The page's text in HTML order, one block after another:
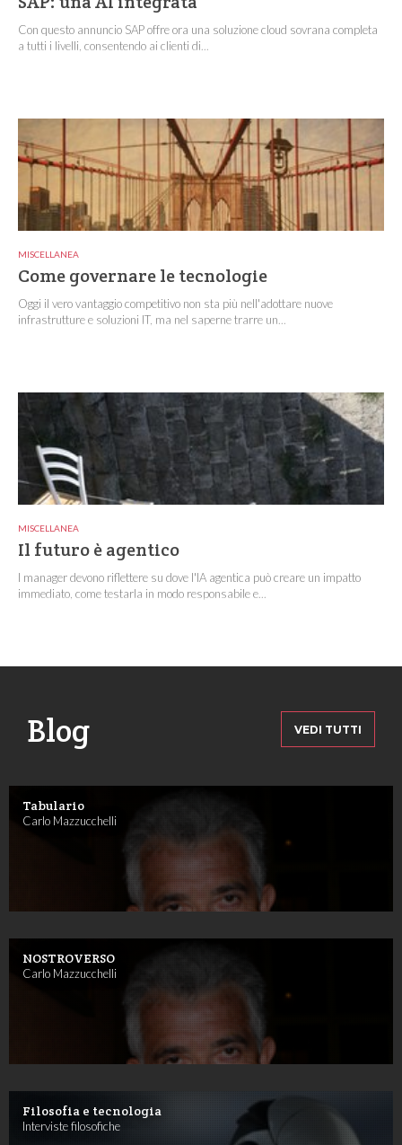
Con questo annuncio SAP offre ora una soluzione cloud sovrana completa
a tutti i livelli, consentendo ai clienti di...
MISCELLANEA
Come governare le tecnologie
Oggi il vero vantaggio competitivo non sta più nell'adottare nuove
infrastrutture e soluzioni IT, ma nel saperne trarre un...
MISCELLANEA
Il futuro è agentico
I manager devono riflettere su dove l'IA agentica può creare un impatto
immediato, come testarla in modo responsabile e...
Blog VEDI TUTTI
Tabulario
Carlo Mazzucchelli
NOSTROVERSO
Carlo Mazzucchelli
Filosofia e tecnologia
Interviste filosofiche